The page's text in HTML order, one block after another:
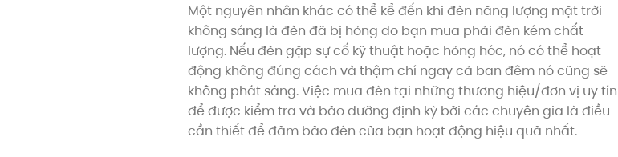
Một nguyên nhân khác có thể kể đến khi đèn năng lượng mặt trời
không sáng là đèn đã bị hỏng do bạn mua phải đèn kém chất
lượng. Nếu đèn gặp sự cố kỹ thuật hoặc hỏng hóc, nó có thể hoạt
động không đúng cách và thậm chí ngay cả ban đêm nó cũng sẽ
không phát sáng. Việc mua đèn tại những thương hiệu/đơn vị uy tín
để được kiểm tra và bảo dưỡng định kỳ bởi các chuyên gia là điều
cần thiết để đảm bảo đèn của bạn hoạt động hiệu quả nhất.